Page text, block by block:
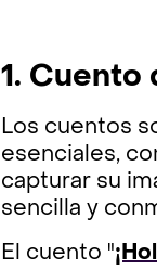
1. Cuento
Los cuentos
esenciales,
capturar su
sencilla y
El cuento "